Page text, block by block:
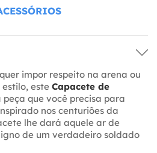
impor respeito na arena ou
este Capacete de
peça que você precisa para
nos centuriões da
lhe dará aquele ar de
de um verdadeiro soldado